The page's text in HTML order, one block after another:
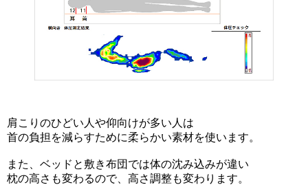
肩こりのひどい人や仰向けが多い人は
首の負担を減らすために柔らかい素材を使います。
また、ベッドと敷き布団では体の沈み込みが違い
枕の高さも変わるので、高さ調整も変わります。